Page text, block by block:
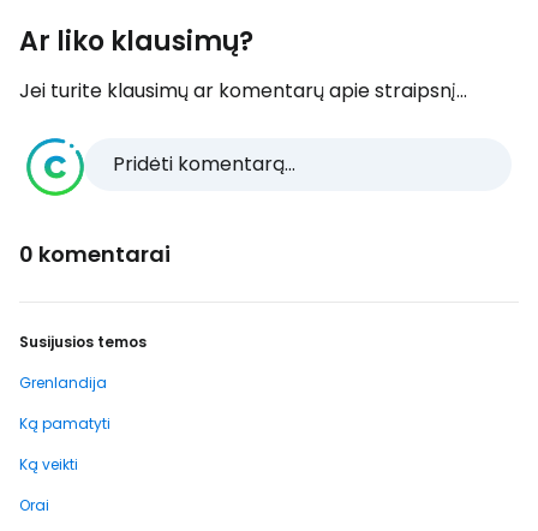
Ar liko klausimų?
Jei turite klausimų ar komentarų apie straipsnį...
Pridėti komentarą...
0 komentarai
Susijusios temos
Grenlandija
Ką pamatyti
Ką veikti
Orai